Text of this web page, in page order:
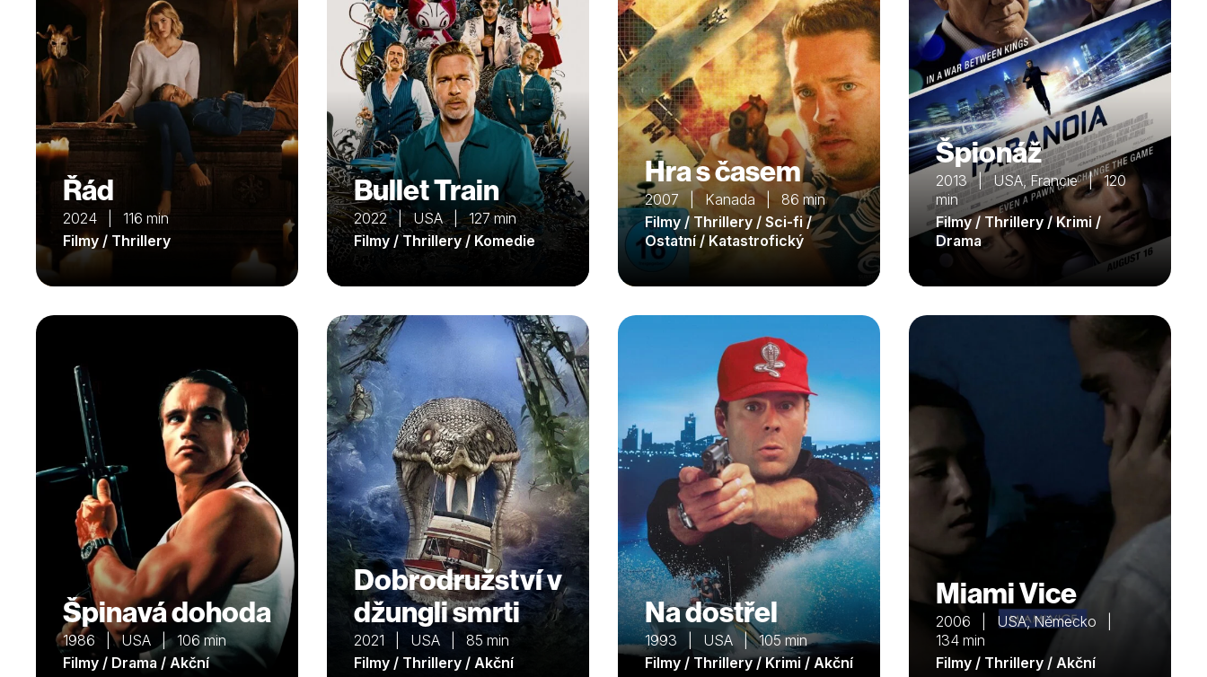
Řád
2024 | 116 min
Filmy / Thrillery
Bullet Train
2022 | USA | 127 min
Filmy / Thrillery / Komedie
Hra s časem
2007 | Kanada | 86 min
Filmy / Thrillery / Sci-fi /
Ostatní / Katastrofický
Špionáž
2013 | USA, Francie | 120
min
Filmy / Thrillery / Krimi /
Drama
Špinavá dohoda
1986 | USA | 106 min
Filmy / Drama / Akční
Dobrodružství v
džungli smrti
2021 | USA | 85 min
Filmy / Thrillery / Akční
Na dostřel
1993 | USA | 105 min
Filmy / Thrillery / Krimi / Akční
Miami Vice
2006 | USA, Německo |
134 min
Filmy / Thrillery / Akční